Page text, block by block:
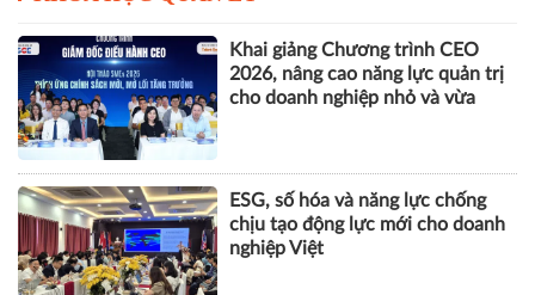
KHOA HỌC QUẢN LÝ
Khai giảng Chương trình CEO
2026, nâng cao năng lực quản trị
cho doanh nghiệp nhỏ và vừa